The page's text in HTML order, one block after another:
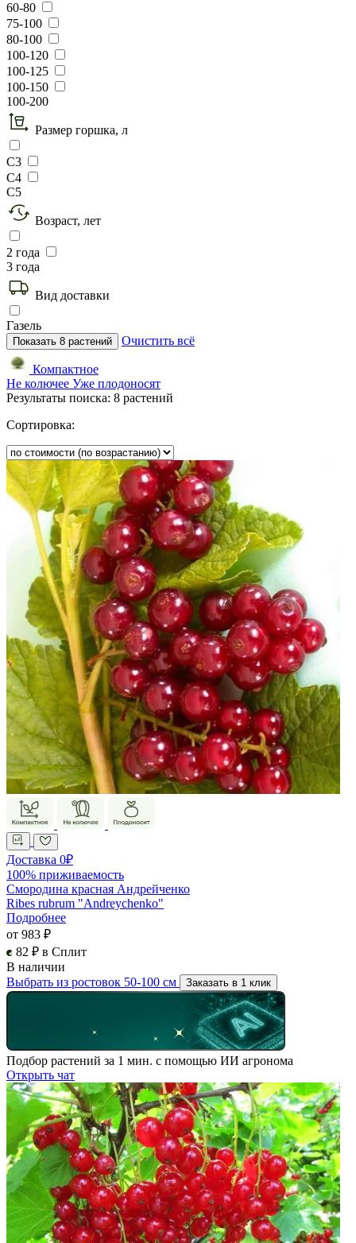
60-80
75-100
80-100
100-120
100-125
100-150
100-200
Размер горшка, л
C3
C4
C5
Возраст, лет
2 года
3 года
Вид доставки
Газель
Показать 8 растений Очистить всё
Компактное
Не колючее Уже плодоносят
Результаты поиска: 8 растений
Сортировка:
Доставка 0₽
100% приживаемость
Смородина красная Андрейченко
Ribes rubrum "Andreychenko"
Подробнее
от 983 ₽
82 ₽ в Сплит
В наличии
Выбрать из ростовок 50-100 см
Заказать в 1 клик
Подбор растений за 1 мин. с помощью ИИ агронома
Открыть чат